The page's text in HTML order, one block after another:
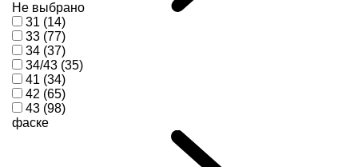
Не выбрано
31 (14)
33 (77)
34 (37)
34/43 (35)
41 (34)
42 (65)
43 (98)
фаске